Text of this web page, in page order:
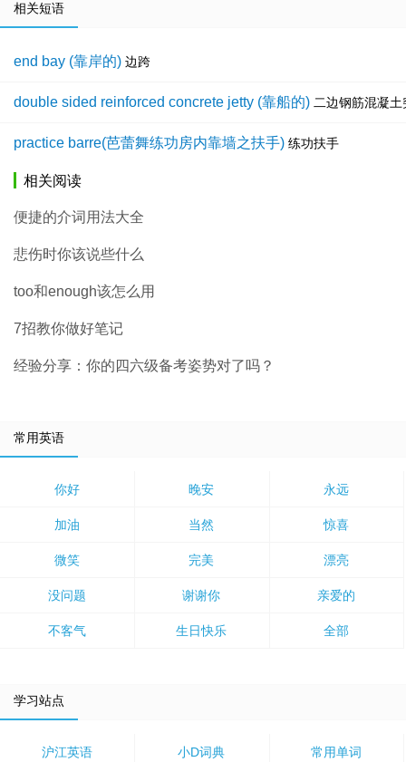
相关短语
end bay (靠岸的) 边跨
double sided reinforced concrete jetty (靠船的) 二边钢筋混凝土
practice barre(芭蕾舞练功房内靠墙之扶手) 练功扶手
相关阅读
便捷的介词用法大全
悲伤时你该说些什么
too和enough该怎么用
7招教你做好笔记
经验分享：你的四六级备考姿势对了吗？
常用英语
你好 晚安 永远
加油 当然 惊喜
微笑 完美 漂亮
没问题 谢谢你 亲爱的
不客气 生日快乐 全部
学习站点
沪江英语 小D词典 常用单词